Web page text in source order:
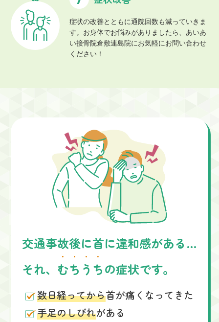
症状の改善とともに通院回数も減っていきま
す。お身体でお悩みがありましたら、あいあ
い接骨院倉敷連島院にお気軽にお問い合わせ
ください！
交通事故後に首に違和感がある…
それ、 むちうちの症状です。
数日経ってから首が痛くなってきた
手足のしびれがある